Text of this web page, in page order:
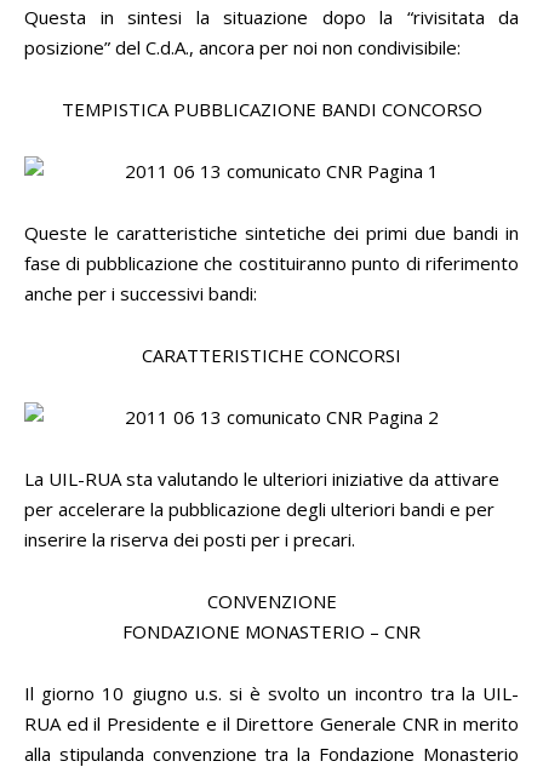
Questa in sintesi la situazione dopo la “rivisitata da
posizione” del C.d.A., ancora per noi non condivisibile:
TEMPISTICA PUBBLICAZIONE BANDI CONCORSO
Queste le caratteristiche sintetiche dei primi due bandi in
fase di pubblicazione che costituiranno punto di riferimento
anche per i successivi bandi:
CARATTERISTICHE CONCORSI
La UIL-RUA sta valutando le ulteriori iniziative da attivare
per accelerare la pubblicazione degli ulteriori bandi e per
inserire la riserva dei posti per i precari.
CONVENZIONE
FONDAZIONE MONASTERIO – CNR
Il giorno 10 giugno u.s. si è svolto un incontro tra la UIL-
RUA ed il Presidente e il Direttore Generale CNR in merito
alla stipulanda convenzione tra la Fondazione Monasterio